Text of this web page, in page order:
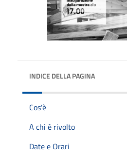
INDICE DELLA PAGINA
Cos'è
A chi è rivolto
Date e Orari